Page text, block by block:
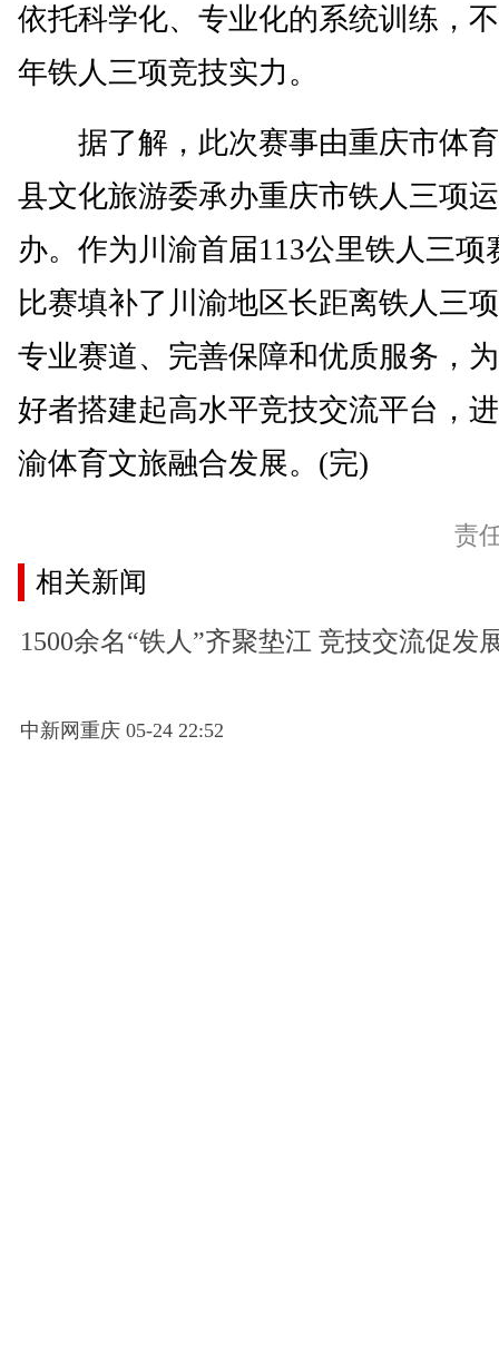
依托科学化、专业化的系统训练，
年铁人三项竞技实力。
据了解，此次赛事由重庆市体育
县文化旅游委承办重庆市铁人三项
办。作为川渝首届113公里铁人三项
比赛填补了川渝地区长距离铁人三
专业赛道、完善保障和优质服务，
好者搭建起高水平竞技交流平台，
渝体育文旅融合发展。(完)
责
相关新闻
1500余名“铁人”齐聚垫江 竞技交流促发
中新网重庆 05-24 22:52